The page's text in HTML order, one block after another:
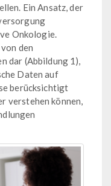
Ein Ansatz, der
Onkologie.
den
dar (Abbildung 1),
Daten auf
berücksichtigt
verstehen können,